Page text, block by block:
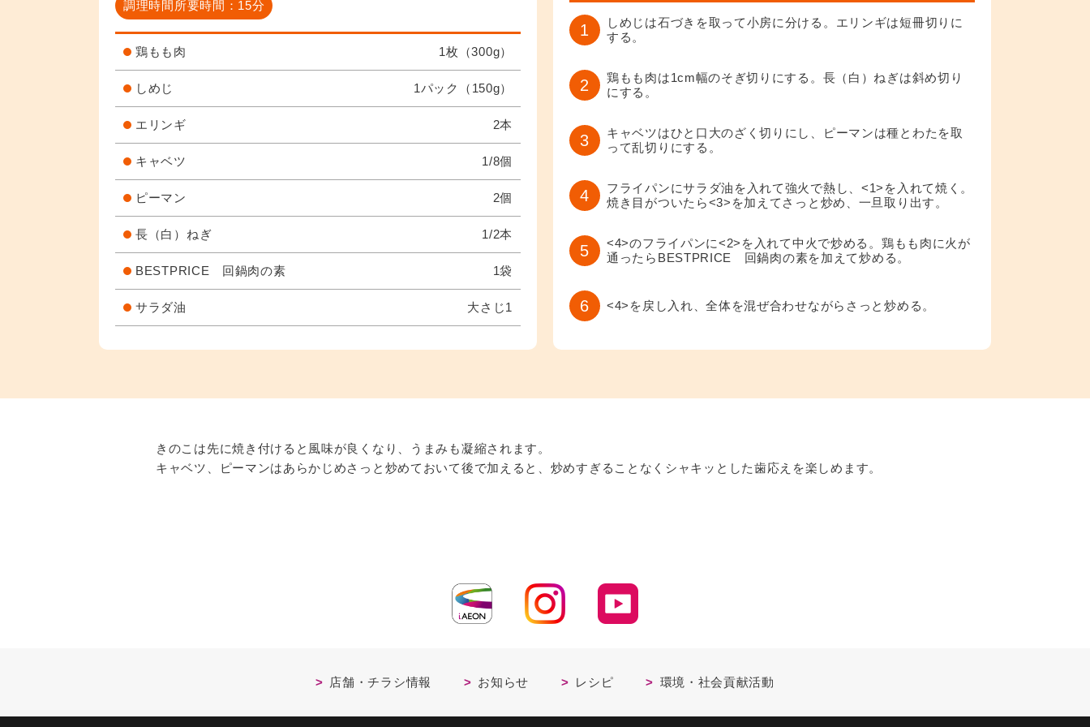
調理時間所要時間：15分
鶏もも肉 1枚（300g）
しめじ 1パック（150g）
エリンギ 2本
キャベツ 1/8個
ピーマン 2個
長（白）ねぎ 1/2本
BESTPRICE 回鍋肉の素 1袋
サラダ油 大さじ1
1
しめじは石づきを取って小房に分ける。エリンギは短冊切りに
する。
2
鶏もも肉は1cm幅のそぎ切りにする。長（白）ねぎは斜め切り
にする。
3
キャベツはひと口大のざく切りにし、ピーマンは種とわたを取
って乱切りにする。
4
フライパンにサラダ油を入れて強火で熱し、<1>を入れて焼く。
焼き目がついたら<3>を加えてさっと炒め、一旦取り出す。
5
<4>のフライパンに<2>を入れて中火で炒める。鶏もも肉に火が
通ったらBESTPRICE 回鍋肉の素を加えて炒める。
6 <4>を戻し入れ、全体を混ぜ合わせながらさっと炒める。
きのこは先に焼き付けると風味が良くなり、うまみも凝縮されます。
キャベツ、ピーマンはあらかじめさっと炒めておいて後で加えると、炒めすぎることなくシャキッとした歯応えを楽しめます。
店舗・チラシ情報 お知らせ レシピ 環境・社会貢献活動